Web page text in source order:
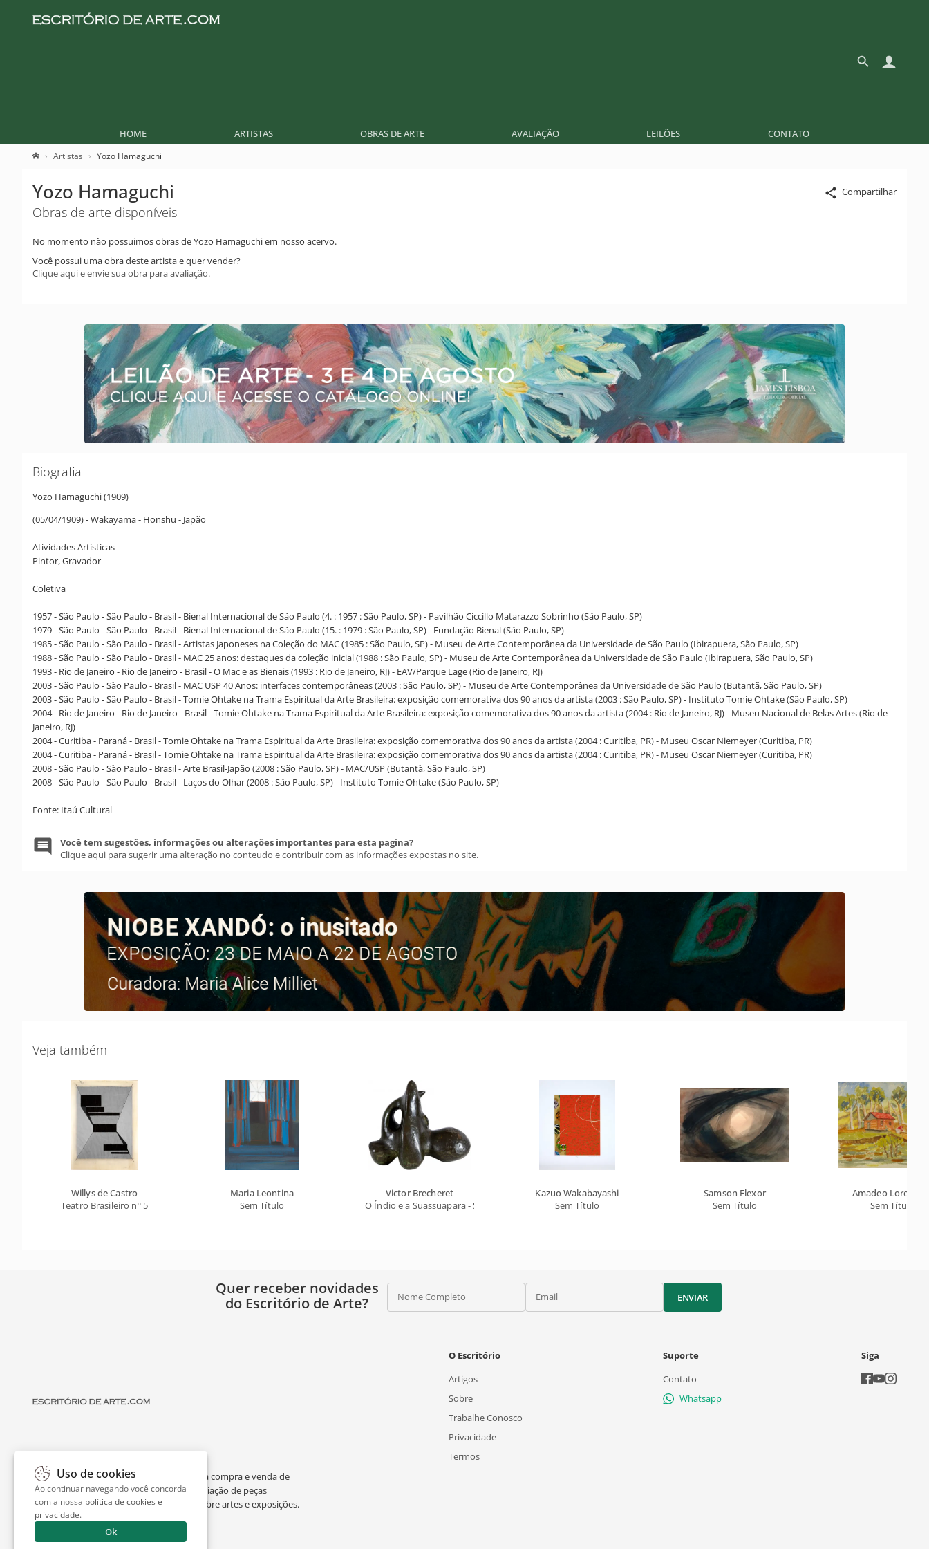
HOME ARTISTAS OBRAS DE ARTE AVALIAÇÃO LEILÕES CONTATO
Artistas Yozo Hamaguchi
Compartilhar
Yozo Hamaguchi
Obras de arte disponíveis
No momento não possuimos obras de Yozo Hamaguchi em nosso acervo.
Você possui uma obra deste artista e quer vender?
Clique aqui e envie sua obra para avaliação.
Biografia
Yozo Hamaguchi (1909)
(05/04/1909) - Wakayama - Honshu - Japão
Atividades Artísticas
Pintor, Gravador
Coletiva
1957 - São Paulo - São Paulo - Brasil - Bienal Internacional de São Paulo (4. : 1957 : São Paulo, SP) - Pavilhão Ciccillo Matarazzo Sobrinho (São Paulo, SP)
1979 - São Paulo - São Paulo - Brasil - Bienal Internacional de São Paulo (15. : 1979 : São Paulo, SP) - Fundação Bienal (São Paulo, SP)
1985 - São Paulo - São Paulo - Brasil - Artistas Japoneses na Coleção do MAC (1985 : São Paulo, SP) - Museu de Arte Contemporânea da Universidade de São Paulo (Ibirapuera, São Paulo, SP)
1988 - São Paulo - São Paulo - Brasil - MAC 25 anos: destaques da coleção inicial (1988 : São Paulo, SP) - Museu de Arte Contemporânea da Universidade de São Paulo (Ibirapuera, São Paulo, SP)
1993 - Rio de Janeiro - Rio de Janeiro - Brasil - O Mac e as Bienais (1993 : Rio de Janeiro, RJ) - EAV/Parque Lage (Rio de Janeiro, RJ)
2003 - São Paulo - São Paulo - Brasil - MAC USP 40 Anos: interfaces contemporâneas (2003 : São Paulo, SP) - Museu de Arte Contemporânea da Universidade de São Paulo (Butantã, São Paulo, SP)
2003 - São Paulo - São Paulo - Brasil - Tomie Ohtake na Trama Espiritual da Arte Brasileira: exposição comemorativa dos 90 anos da artista (2003 : São Paulo, SP) - Instituto Tomie Ohtake (São Paulo, SP)
2004 - Rio de Janeiro - Rio de Janeiro - Brasil - Tomie Ohtake na Trama Espiritual da Arte Brasileira: exposição comemorativa dos 90 anos da artista (2004 : Rio de Janeiro, RJ) - Museu Nacional de Belas Artes (Rio de
Janeiro, RJ)
2004 - Curitiba - Paraná - Brasil - Tomie Ohtake na Trama Espiritual da Arte Brasileira: exposição comemorativa dos 90 anos da artista (2004 : Curitiba, PR) - Museu Oscar Niemeyer (Curitiba, PR)
2004 - Curitiba - Paraná - Brasil - Tomie Ohtake na Trama Espiritual da Arte Brasileira: exposição comemorativa dos 90 anos da artista (2004 : Curitiba, PR) - Museu Oscar Niemeyer (Curitiba, PR)
2008 - São Paulo - São Paulo - Brasil - Arte Brasil-Japão (2008 : São Paulo, SP) - MAC/USP (Butantã, São Paulo, SP)
2008 - São Paulo - São Paulo - Brasil - Laços do Olhar (2008 : São Paulo, SP) - Instituto Tomie Ohtake (São Paulo, SP)
Fonte: Itaú Cultural
Você tem sugestões, informações ou alterações importantes para esta pagina?
Clique aqui para sugerir uma alteração no conteudo e contribuir com as informações expostas no site.
Veja também
Willys de Castro
Teatro Brasileiro nº 5
Maria Leontina
Sem Título
Victor Brecheret
O Índio e a Suassuapara - Série Marajoara
Kazuo Wakabayashi
Sem Título
Samson Flexor
Sem Título
Amadeo
Sem Título
Quer receber novidades
do Escritório de Arte?
Nome Completo Email ENVIAR
O Escritório de Arte é um portal dedicado à compra e venda de
obras de arte de artistas consagrados, avaliação de peças
individuais ou de espólios, curiosidades sobre artes e exposições.
O Escritório
Artigos
Sobre
Trabalhe Conosco
Privacidade
Termos
Suporte
Contato
Whatsapp
Siga
Uso de cookies
Ao continuar navegando você concorda
com a nossa política de cookies e
privacidade.
Ok